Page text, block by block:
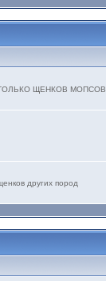
ТОЛЬКО ЩЕНКОВ МОПСОВ
других пород